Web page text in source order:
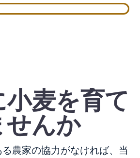
麦を育て
せんか
農家の協力がなければ、当